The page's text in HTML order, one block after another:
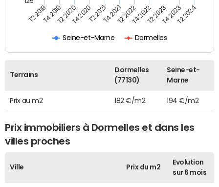
Seine-et-Marne Dormelles
T2 2019T4 2019T2 2020T4 2020T2 2021T4 2021T2 2022T4 2022T2 2023T4 2023T2 2024
Terrains
Dormelles
(77130)
Seine-et-
Marne
Prix au m2 182 €/m2 194 €/m2
Prix immobiliers à Dormelles et dans les
villes proches
Ville Prix du m2
Evolution
sur 6 mois